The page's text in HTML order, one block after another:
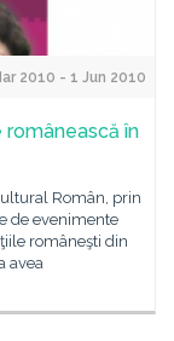
2010 - 1 Jun 2010
românească în
Român, prin
de evenimente
româneşti din
avea